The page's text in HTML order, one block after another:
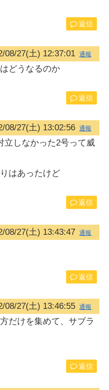
返信
08/27(土) 12:37:01 通報
どうなるのか
返信
08/27(土) 13:02:56 通報
立しなかった2号って威
はあったけど
返信
08/27(土) 13:43:47 通報
返信
08/27(土) 13:46:55 通報
だけを集めて、サブラ
返信